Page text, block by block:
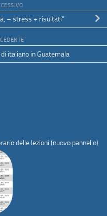
– stress + risultati”
italiano in Guatemala
delle lezioni (nuovo pannello)